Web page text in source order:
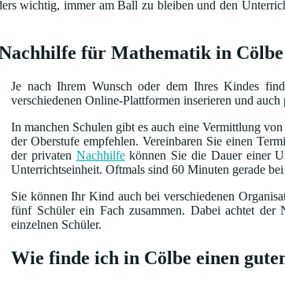
wichtig, immer am Ball zu bleiben und den
für Mathematik in Cölbe
Je nach Ihrem Wunsch oder dem Ihres Kindes
verschiedenen Online-Plattformen inserieren und
In manchen Schulen gibt es auch eine Vermittlung
der Oberstufe empfehlen. Vereinbaren Sie einen
der privaten Nachhilfekönnen Sie die Dauer einer
Unterrichtseinheit. Oftmals sind 60 Minuten gerade
Sie können Ihr Kind auch bei verschiedenen
fünf Schüler ein Fach zusammen. Dabei achtet der
einzelnen Schüler.
Wie finde ich in Cölbe einen